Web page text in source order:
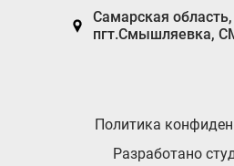
Самарская область,
пгт.Смышляевка,
Политика
Разработано